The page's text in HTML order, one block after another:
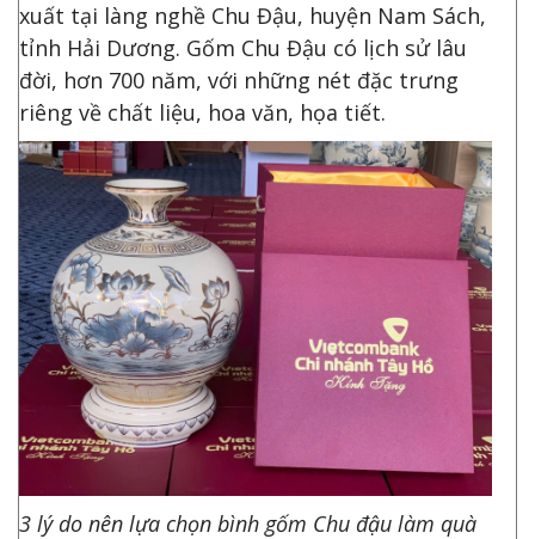
xuất tại làng nghề Chu Đậu, huyện Nam Sách,
tỉnh Hải Dương. Gốm Chu Đậu có lịch sử lâu
đời, hơn 700 năm, với những nét đặc trưng
riêng về chất liệu, hoa văn, họa tiết.
3 lý do nên lựa chọn bình gốm Chu đậu làm quà